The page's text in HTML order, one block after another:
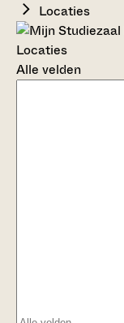
Locaties
Locaties
Alle velden